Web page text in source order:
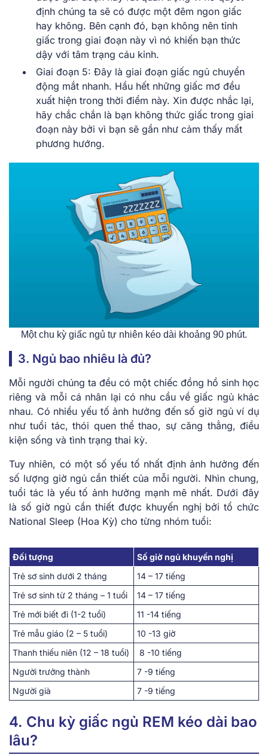
định chúng ta sẽ có được một đêm ngon giấc
hay không. Bên cạnh đó, bạn không nên tỉnh
giấc trong giai đoạn này vì nó khiến bạn thức
dậy với tâm trạng cáu kỉnh.
Giai đoạn 5: Đây là giai đoạn giấc ngủ chuyển
động mắt nhanh. Hầu hết những giấc mơ đều
xuất hiện trong thời điểm này. Xin được nhắc lại,
hãy chắc chắn là bạn không thức giấc trong giai
đoạn này bởi vì bạn sẽ gần như cảm thấy mất
phương hướng.
Một chu kỳ giấc ngủ tự nhiên kéo dài khoảng 90 phút.
3. Ngủ bao nhiêu là đủ?
Mỗi người chúng ta đều có một chiếc đồng hồ sinh học
riêng và mỗi cá nhân lại có nhu cầu về giấc ngủ khác
nhau. Có nhiều yếu tố ảnh hưởng đến số giờ ngủ ví dụ
như tuổi tác, thói quen thể thao, sự căng thẳng, điều
kiện sống và tình trạng thai kỳ.
Tuy nhiên, có một số yếu tố nhất định ảnh hưởng đến
số lượng giờ ngủ cần thiết của mỗi người. Nhìn chung,
tuổi tác là yếu tố ảnh hưởng mạnh mẽ nhất. Dưới đây
là số giờ ngủ cần thiết được khuyến nghị bởi tổ chức
National Sleep (Hoa Kỳ) cho từng nhóm tuổi:
Đối tượng
Số giờ ngủ khuyến nghị
Trẻ sơ sinh dưới 2 tháng
14 – 17 tiếng
Trẻ sơ sinh từ 2 tháng – 1 tuổi
14 – 17 tiếng
Trẻ mới biết đi (1-2 tuổi)
11 -14 tiếng
Trẻ mẫu giáo (2 – 5 tuổi)
10 -13 giờ
Thanh thiếu niên (12 – 18 tuổi)
8 -10 tiếng
Người trưởng thành
7 -9 tiếng
Người già
7 -9 tiếng
4. Chu kỳ giấc ngủ REM kéo dài bao
lâu?